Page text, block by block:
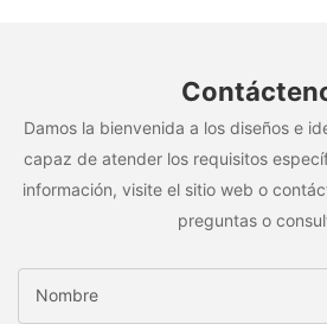
Damos la bienvenida a los diseños e
capaz de atender los requisitos
información, visite el sitio web o
preguntas o
Nombre